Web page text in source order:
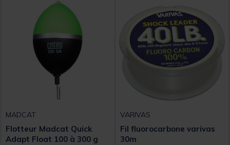
MADCAT
Flotteur Madcat Quick
Adapt Float 100 à 300 g
VARIVAS
Fil fluorocarbone varivas
30m